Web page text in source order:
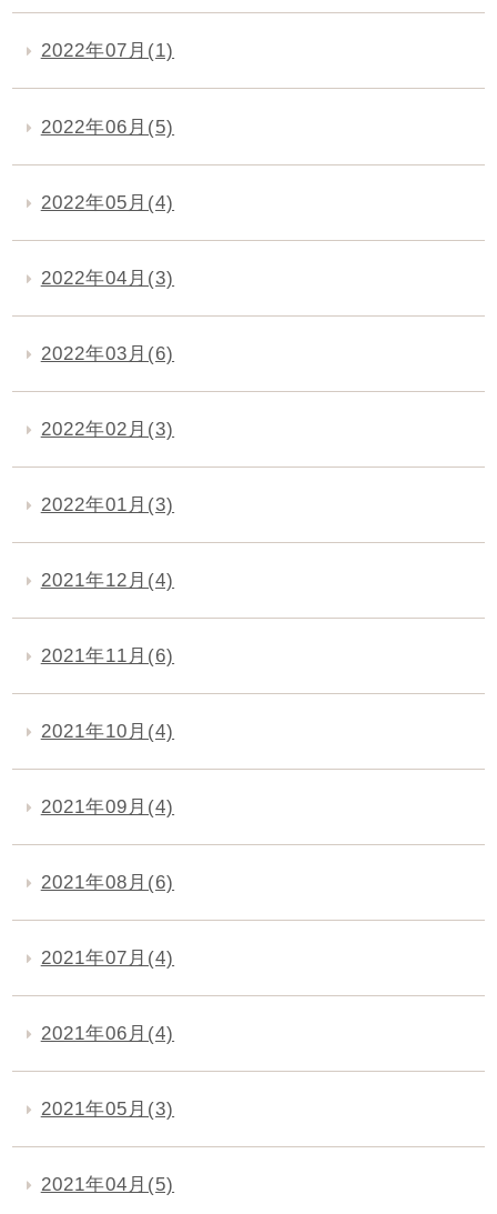
2022年07月(1)
2022年06月(5)
2022年05月(4)
2022年04月(3)
2022年03月(6)
2022年02月(3)
2022年01月(3)
2021年12月(4)
2021年11月(6)
2021年10月(4)
2021年09月(4)
2021年08月(6)
2021年07月(4)
2021年06月(4)
2021年05月(3)
2021年04月(5)